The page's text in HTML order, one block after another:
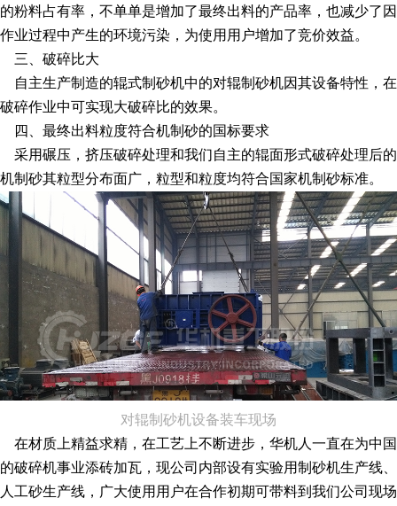
的粉料占有率，不单单是增加了最终出料的产品率，也减少了因
作业过程中产生的环境污染，为使用用户增加了竞价效益。
三、破碎比大
自主生产制造的辊式制砂机中的对辊制砂机因其设备特性，在
破碎作业中可实现大破碎比的效果。
四、最终出料粒度符合机制砂的国标要求
采用碾压，挤压破碎处理和我们自主的辊面形式破碎处理后的
机制砂其粒型分布面广，粒型和粒度均符合国家机制砂标准。
对辊制砂机设备装车现场
在材质上精益求精，在工艺上不断进步，华机人一直在为中国
的破碎机事业添砖加瓦，现公司内部设有实验用制砂机生产线、
人工砂生产线，广大使用用户在合作初期可带料到我们公司现场